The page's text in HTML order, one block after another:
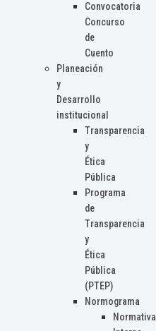
Convocatoria
Concurso
de
Cuento
Planeación
y
Desarrollo
institucional
Transparencia
y
Ética
Pública
Programa
de
Transparencia
y
Ética
Pública
(PTEP)
Normograma
Normativa